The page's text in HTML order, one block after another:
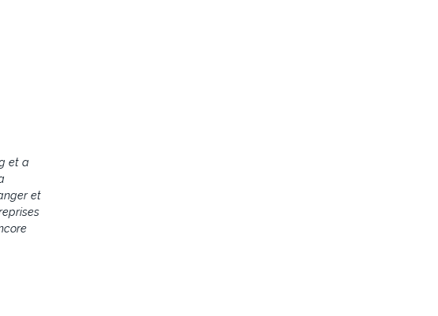
et a
et